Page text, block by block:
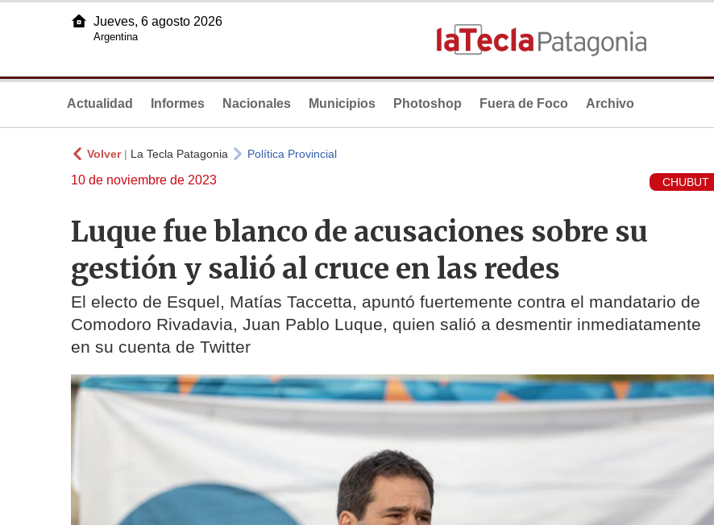
Jueves, 6 agosto 2026
Argentina
Actualidad Informes Nacionales Municipios Photoshop Fuera de Foco Archivo
Volver| La Tecla Patagonia Política Provincial
10 de noviembre de 2023 CHUBUT
Luque fue blanco de acusaciones sobre su
gestión y salió al cruce en las redes
El electo de Esquel, Matías Taccetta, apuntó fuertemente contra el mandatario de
Comodoro Rivadavia, Juan Pablo Luque, quien salió a desmentir inmediatamente
en su cuenta de Twitter